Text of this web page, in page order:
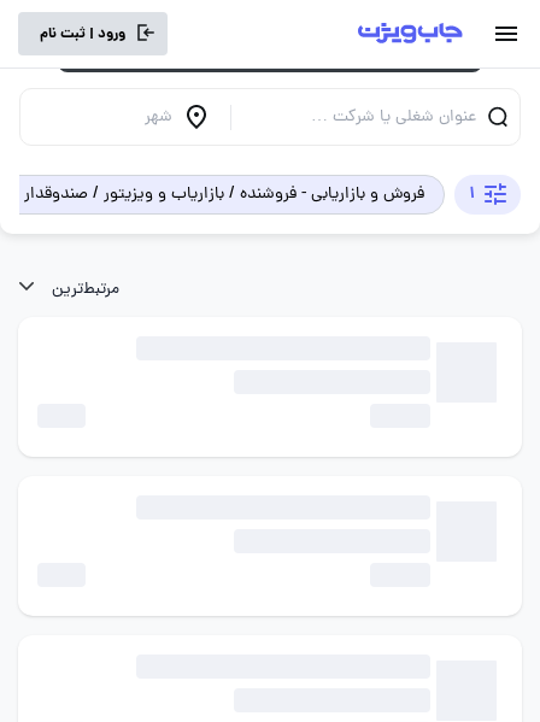
ورود | ثبت نام
عنوان شغلی یا شرکت … شهر
1 فروش و بازاریابی - فروشنده / بازاریاب و ویزیتور / صندوقدار
برای تجربه کاربری بهتر و سرعت بالاتر، vpn
خود را خاموش کنید.